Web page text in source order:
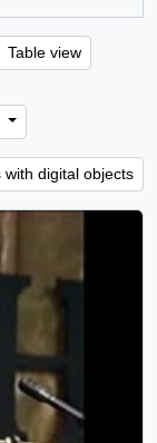
Table view
digital objects